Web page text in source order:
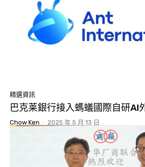
精選資訊
巴克莱銀行接入螞蟻國際自研AI
Chow Ken - 2025 年 5 月 13 日